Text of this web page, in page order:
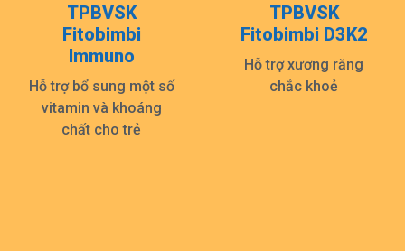
TPBVSK
Fitobimbi
Immuno
Hỗ trợ bổ sung một số
vitamin và khoáng
chất cho trẻ
TPBVSK
Fitobimbi D3K2
Hỗ trợ xương răng
chắc khoẻ